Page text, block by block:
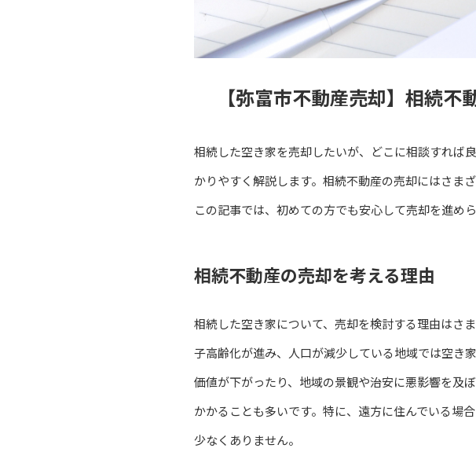
【弥富市不動産売却】相続
相続した空き家を売却したいが、どこに相談すれば
かりやすく解説します。相続不動産の売却にはさま
この記事では、初めての方でも安心して売却を進め
相続不動産の売却を考える理由
相続した空き家について、売却を検討する理由はさ
子高齢化が進み、人口が減少している地域では空き
価値が下がったり、地域の景観や治安に悪影響を及
かかることも多いです。特に、遠方に住んでいる場
少なくありません。